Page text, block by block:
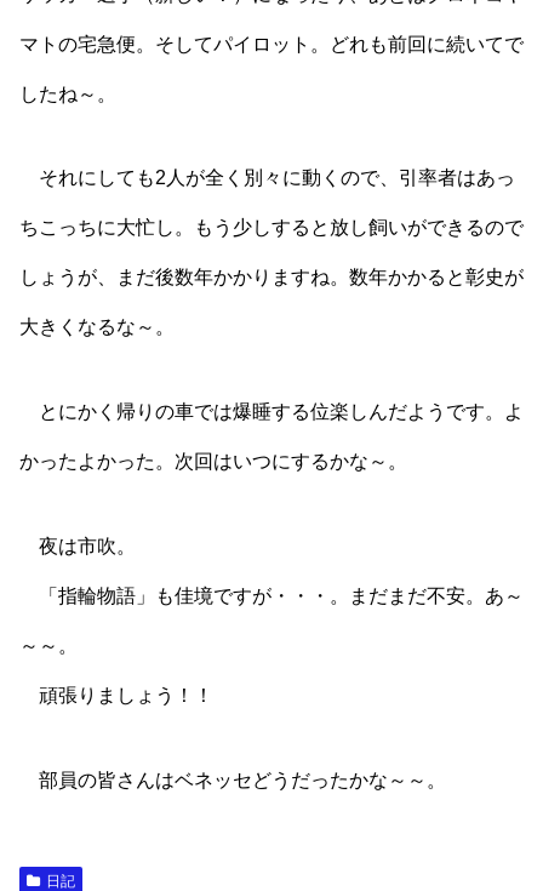
マトの宅急便。そしてパイロット。どれも前回に続いてで
したね～。
それにしても2人が全く別々に動くので、引率者はあっ
ちこっちに大忙し。もう少しすると放し飼いができるので
しょうが、まだ後数年かかりますね。数年かかると彰史が
大きくなるな～。
とにかく帰りの車では爆睡する位楽しんだようです。よ
かったよかった。次回はいつにするかな～。
夜は市吹。
「指輪物語」も佳境ですが・・・。まだまだ不安。あ～
～～。
頑張りましょう！！
部員の皆さんはベネッセどうだったかな～～。
日記